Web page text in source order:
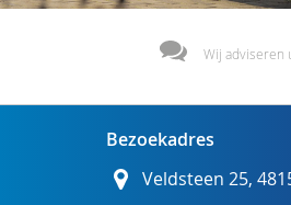
Wij adviseren
Bezoekadres
Veldsteen 25,